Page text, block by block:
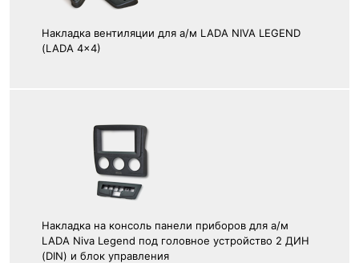
Накладка вентиляции для а/м LADA NIVA LEGEND
(LADA 4x4)
Накладка на консоль панели приборов для а/м
LADA Niva Legend под головное устройство 2 ДИН
(DIN) и блок управления